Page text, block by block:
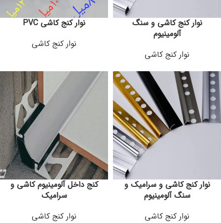
نوار کنج کاشی و سنگ
آلومینیوم
نوار کنج کاشی
نوار کنج کاشی PVC
نوار کنج کاشی
نوار کنج کاشی و سرامیک و
سنگ آلومینیوم
نوار کنج کاشی
کنج داخل آلومینیوم کاشی و
سرامیک
نوار کنج کاشی